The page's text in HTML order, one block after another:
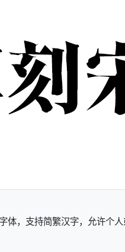
体，支持简繁汉字，允许个